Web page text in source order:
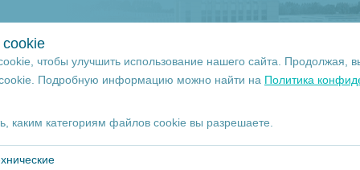
чтобы улучшить использование нашего сайта. Продолжая,
Подробную информацию можно найти на Политика
каким категориям файлов cookie вы разрешаете.